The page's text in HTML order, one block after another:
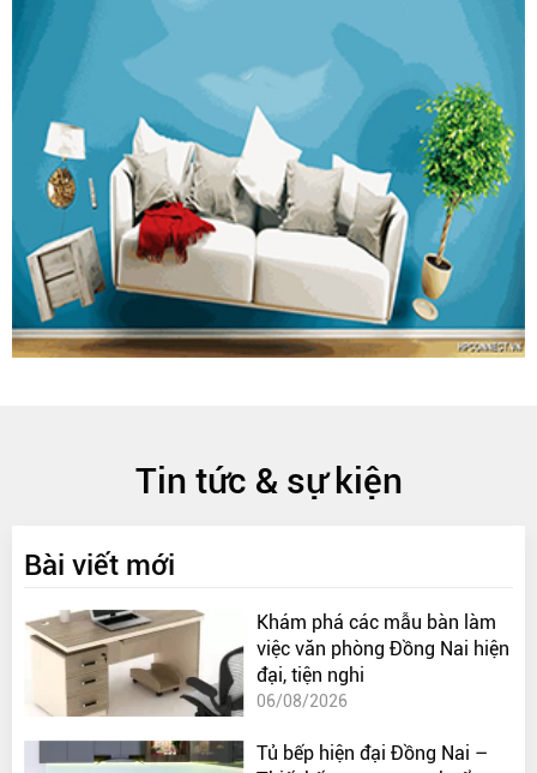
Tin tức & sự kiện
Bài viết mới
Khám phá các mẫu bàn làm
việc văn phòng Đồng Nai hiện
đại, tiện nghi
06/08/2026
Tủ bếp hiện đại Đồng Nai –